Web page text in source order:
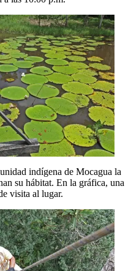
indígena de Mocagua la
su hábitat. En la gráfica, una
visita al lugar.